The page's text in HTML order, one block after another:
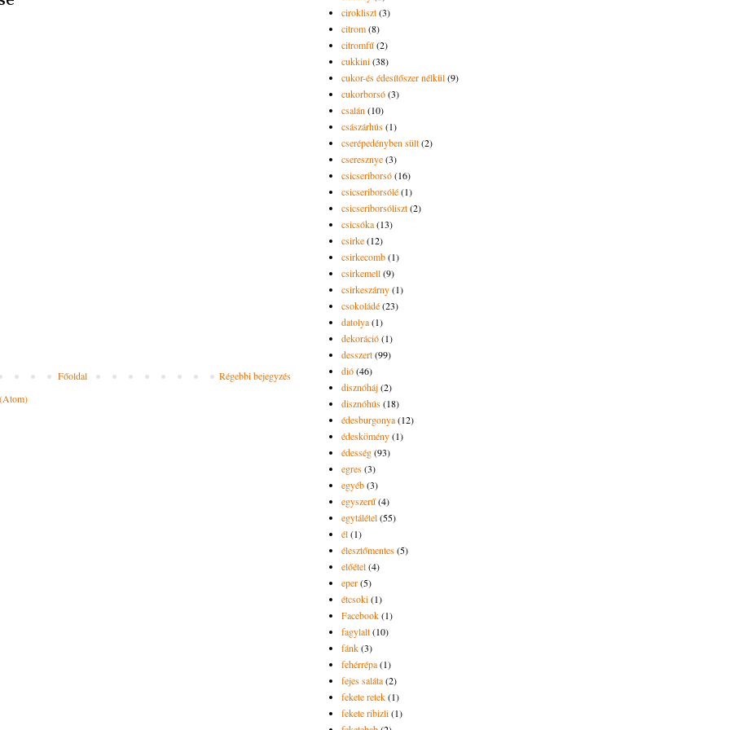
Régebbi bejegyzés
Főoldal
cirokliszt(3)
citrom(8)
citromfű(2)
cukkini(38)
cukor-és édesítőszer nélkül(9)
cukorborsó(3)
csalán(10)
császárhús(1)
cserépedényben sült(2)
cseresznye(3)
csicseriborsó(16)
csicseriborsólé(1)
csicseriborsóliszt(2)
csicsóka(13)
csirke(12)
csirkecomb(1)
csirkemell(9)
csirkeszárny(1)
csokoládé(23)
datolya(1)
dekoráció(1)
desszert(99)
dió(46)
disznóháj(2)
disznóhús(18)
édesburgonya(12)
édeskömény(1)
édesség(93)
egres(3)
egyéb(3)
egyszerű(4)
egytálétel(55)
él(1)
élesztőmentes(5)
előétel(4)
eper(5)
étcsoki(1)
Facebook(1)
fagylalt(10)
fánk(3)
fehérrépa(1)
fejes saláta(2)
fekete retek(1)
fekete ribizli(1)